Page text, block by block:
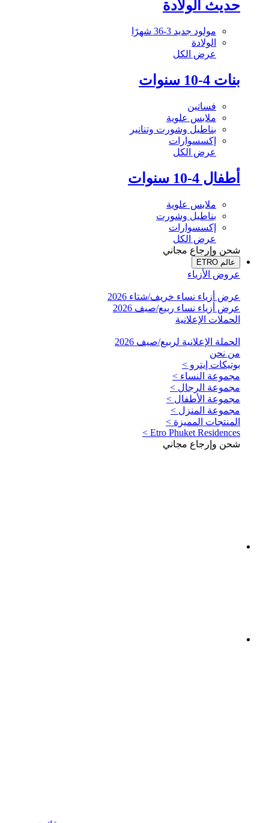
حديث الولادة
مولود جديد 3-36 شهرًا
الولادة
عرض الكل
بنات 4-10 سنوات
فساتين
ملابس علوية
بناطيل وشورت وتنانير
إكسسوارات
عرض الكل
أطفال 4-10 سنوات
ملابس علوية
بناطيل وشورت
إكسسوارات
عرض الكل
شحن وإرجاع مجاني
عالم ETRO
عروض الأزياء
عرض أزياء نساء خريف/شتاء 2026
عرض أزياء نساء ربيع/صيف 2026
الحملات الإعلانية
الحملة الإعلانية لربيع/صيف 2026
من نحن
بوتيكات إيترو >
مجموعة النساء >
مجموعة الرجال >
مجموعة الأطفال >
مجموعة المنزل >
المنتجات المميزة >
Etro Phuket Residences >
شحن وإرجاع مجاني